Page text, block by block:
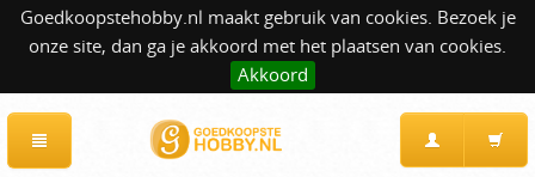
Goedkoopstehobby.nl maakt gebruik van cookies. Bezoek je
onze site, dan ga je akkoord met het plaatsen van cookies.
Akkoord